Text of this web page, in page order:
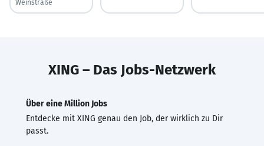
Weinstraße
XING – Das Jobs-Netzwerk
Über eine Million Jobs
Entdecke mit XING genau den Job, der wirklich zu Dir
passt.